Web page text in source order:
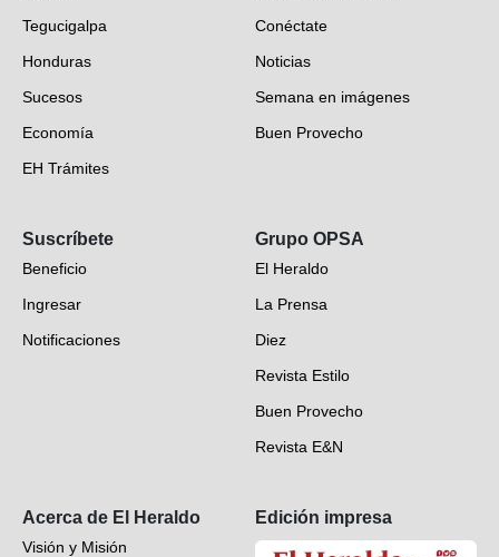
Tegucigalpa
Honduras
Sucesos
Economía
EH Trámites
EH Verifica
Fotogalerías
Deportes
Videos
Conéctate
Noticias
Semana en imágenes
Buen Provecho
Suscríbete
Beneficio
Ingresar
Notificaciones
Grupo OPSA
El Heraldo
La Prensa
Diez
Revista Estilo
Buen Provecho
Revista E&N
Acerca de El Heraldo
Visión y Misión
Edición impresa